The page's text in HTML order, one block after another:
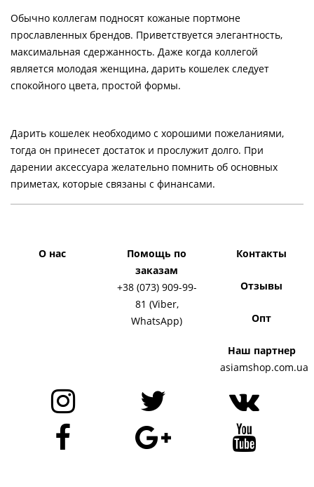
Обычно коллегам подносят кожаные портмоне
прославленных брендов. Приветствуется элегантность,
максимальная сдержанность. Даже когда коллегой
является молодая женщина, дарить кошелек следует
спокойного цвета, простой формы.
Дарить кошелек необходимо с хорошими пожеланиями,
тогда он принесет достаток и прослужит долго. При
дарении аксессуара желательно помнить об основных
приметах, которые связаны с финансами.
О нас
Помощь по
заказам
+38 (073) 909-99-
81 (Viber,
WhatsApp)
Контакты
Отзывы
Опт
Наш партнер
asiamshop.com.ua